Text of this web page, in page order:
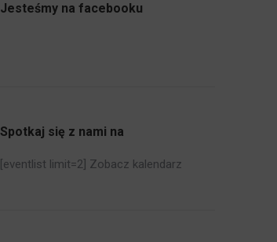
Jesteśmy na facebooku
Spotkaj się z nami na
[eventlist limit=2] Zobacz kalendarz